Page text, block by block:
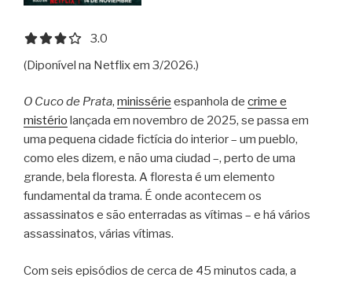
3.0 out of 5.0 stars
3.0
(Diponível na Netflix em 3/2026.)
O Cuco de Prata, minissérie espanhola de crime e
mistério lançada em novembro de 2025, se passa em
uma pequena cidade fictícia do interior – um pueblo,
como eles dizem, e não uma ciudad –, perto de uma
grande, bela floresta. A floresta é um elemento
fundamental da trama. É onde acontecem os
assassinatos e são enterradas as vítimas – e há vários
assassinatos, várias vítimas.
Com seis episódios de cerca de 45 minutos cada, a